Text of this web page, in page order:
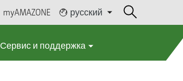
myAMAZONE русский
Сервис и поддержка